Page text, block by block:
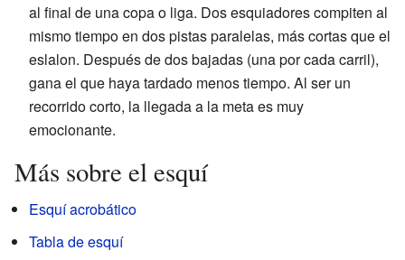
al final de una copa o liga. Dos esquiadores compiten al
mismo tiempo en dos pistas paralelas, más cortas que el
eslalon. Después de dos bajadas (una por cada carril),
gana el que haya tardado menos tiempo. Al ser un
recorrido corto, la llegada a la meta es muy
emocionante.
Más sobre el esquí
Esquí acrobático
Tabla de esquí